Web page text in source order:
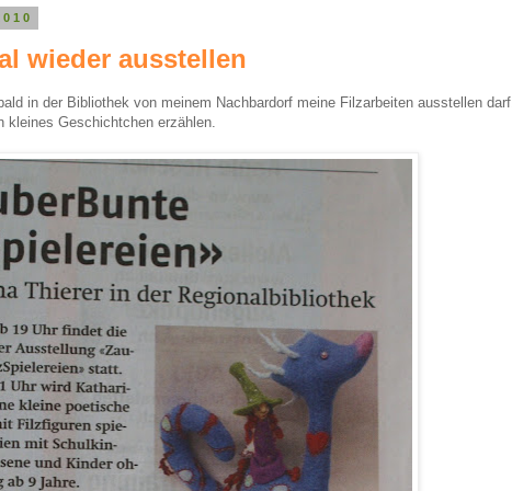
wieder ausstellen
in der Bibliothek von meinem Nachbardorf meine Filzarbeiten ausstellen darf.
kleines Geschichtchen erzählen.